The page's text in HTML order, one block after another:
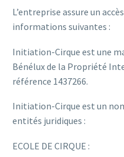
L’entreprise assure un
informations suivantes :
Initiation-Cirque est une
Bénélux de la Propriété
référence 1437266.
Initiation-Cirque est un
entités juridiques :
ECOLE DE CIRQUE :